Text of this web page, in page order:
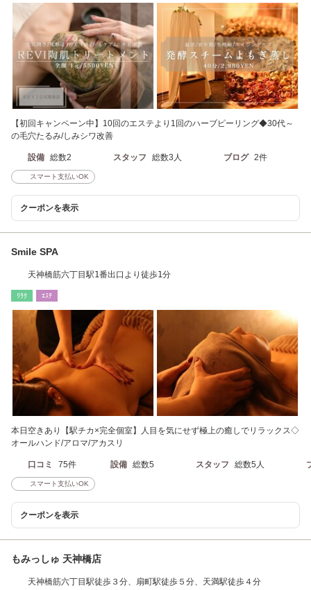
【初回キャンペーン中】10回のエステより1回のハーブピーリング◆30代～
の毛穴たるみ/しみシワ改善
設備 総数2 スタッフ 総数3人 ブログ 2件
スマート支払いOK
クーポンを表示
Smile SPA
天神橋筋六丁目駅1番出口より徒歩1分
ﾘﾗｸ ｴｽﾃ
本日空きあり【駅チカ×完全個室】人目を気にせず極上の癒しでリラックス◇
オールハンド/アロマ/アカスリ
口コミ 75件 設備 総数5 スタッフ 総数5人
スマート支払いOK
クーポンを表示
もみっしゅ 天神橋店
天神橋筋六丁目駅徒歩３分、扇町駅徒歩５分、天満駅徒歩４分